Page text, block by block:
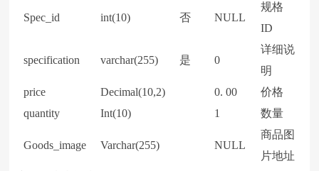
Spec_id int(10) 否 NULL
规格
ID
specification varchar(255) 是 0
详细说
明
price
Decimal(10,2) 0. 00
价格
quantity
Int(10) 1 数量
Goods_image Varchar(255) NULL
商品图
片地址